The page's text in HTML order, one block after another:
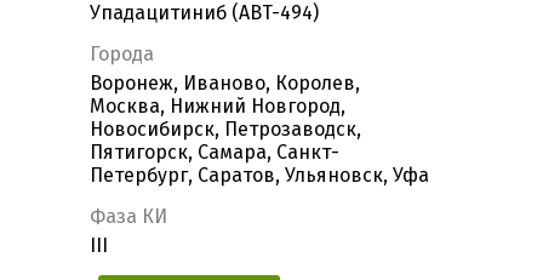
Упадацитиниб (ABT-494)
Города
Воронеж, Иваново, Королев,
Москва, Нижний Новгород,
Новосибирск, Петрозаводск,
Пятигорск, Самара, Санкт-
Петербург, Саратов, Ульяновск, Уфа
Фаза КИ